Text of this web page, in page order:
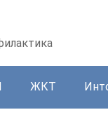
ЖКТ